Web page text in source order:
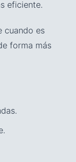
eficiente.
cuando es
forma más